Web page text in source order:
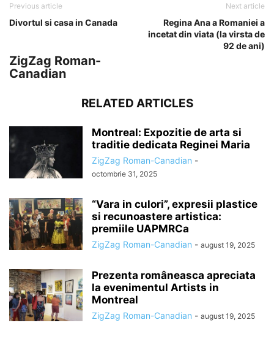
Previous article
Divortul si casa in Canada
Next article
Regina Ana a Romaniei a
incetat din viata (la virsta de
92 de ani)
ZigZag Roman-
Canadian
RELATED ARTICLES
Montreal: Expozitie de arta si
traditie dedicata Reginei Maria
ZigZag Roman-Canadian -
octombrie 31, 2025
“Vara in culori”, expresii plastice
si recunoastere artistica:
premiile UAPMRCa
ZigZag Roman-Canadian - august 19, 2025
Prezenta româneasca apreciata
la evenimentul Artists in
Montreal
ZigZag Roman-Canadian - august 19, 2025